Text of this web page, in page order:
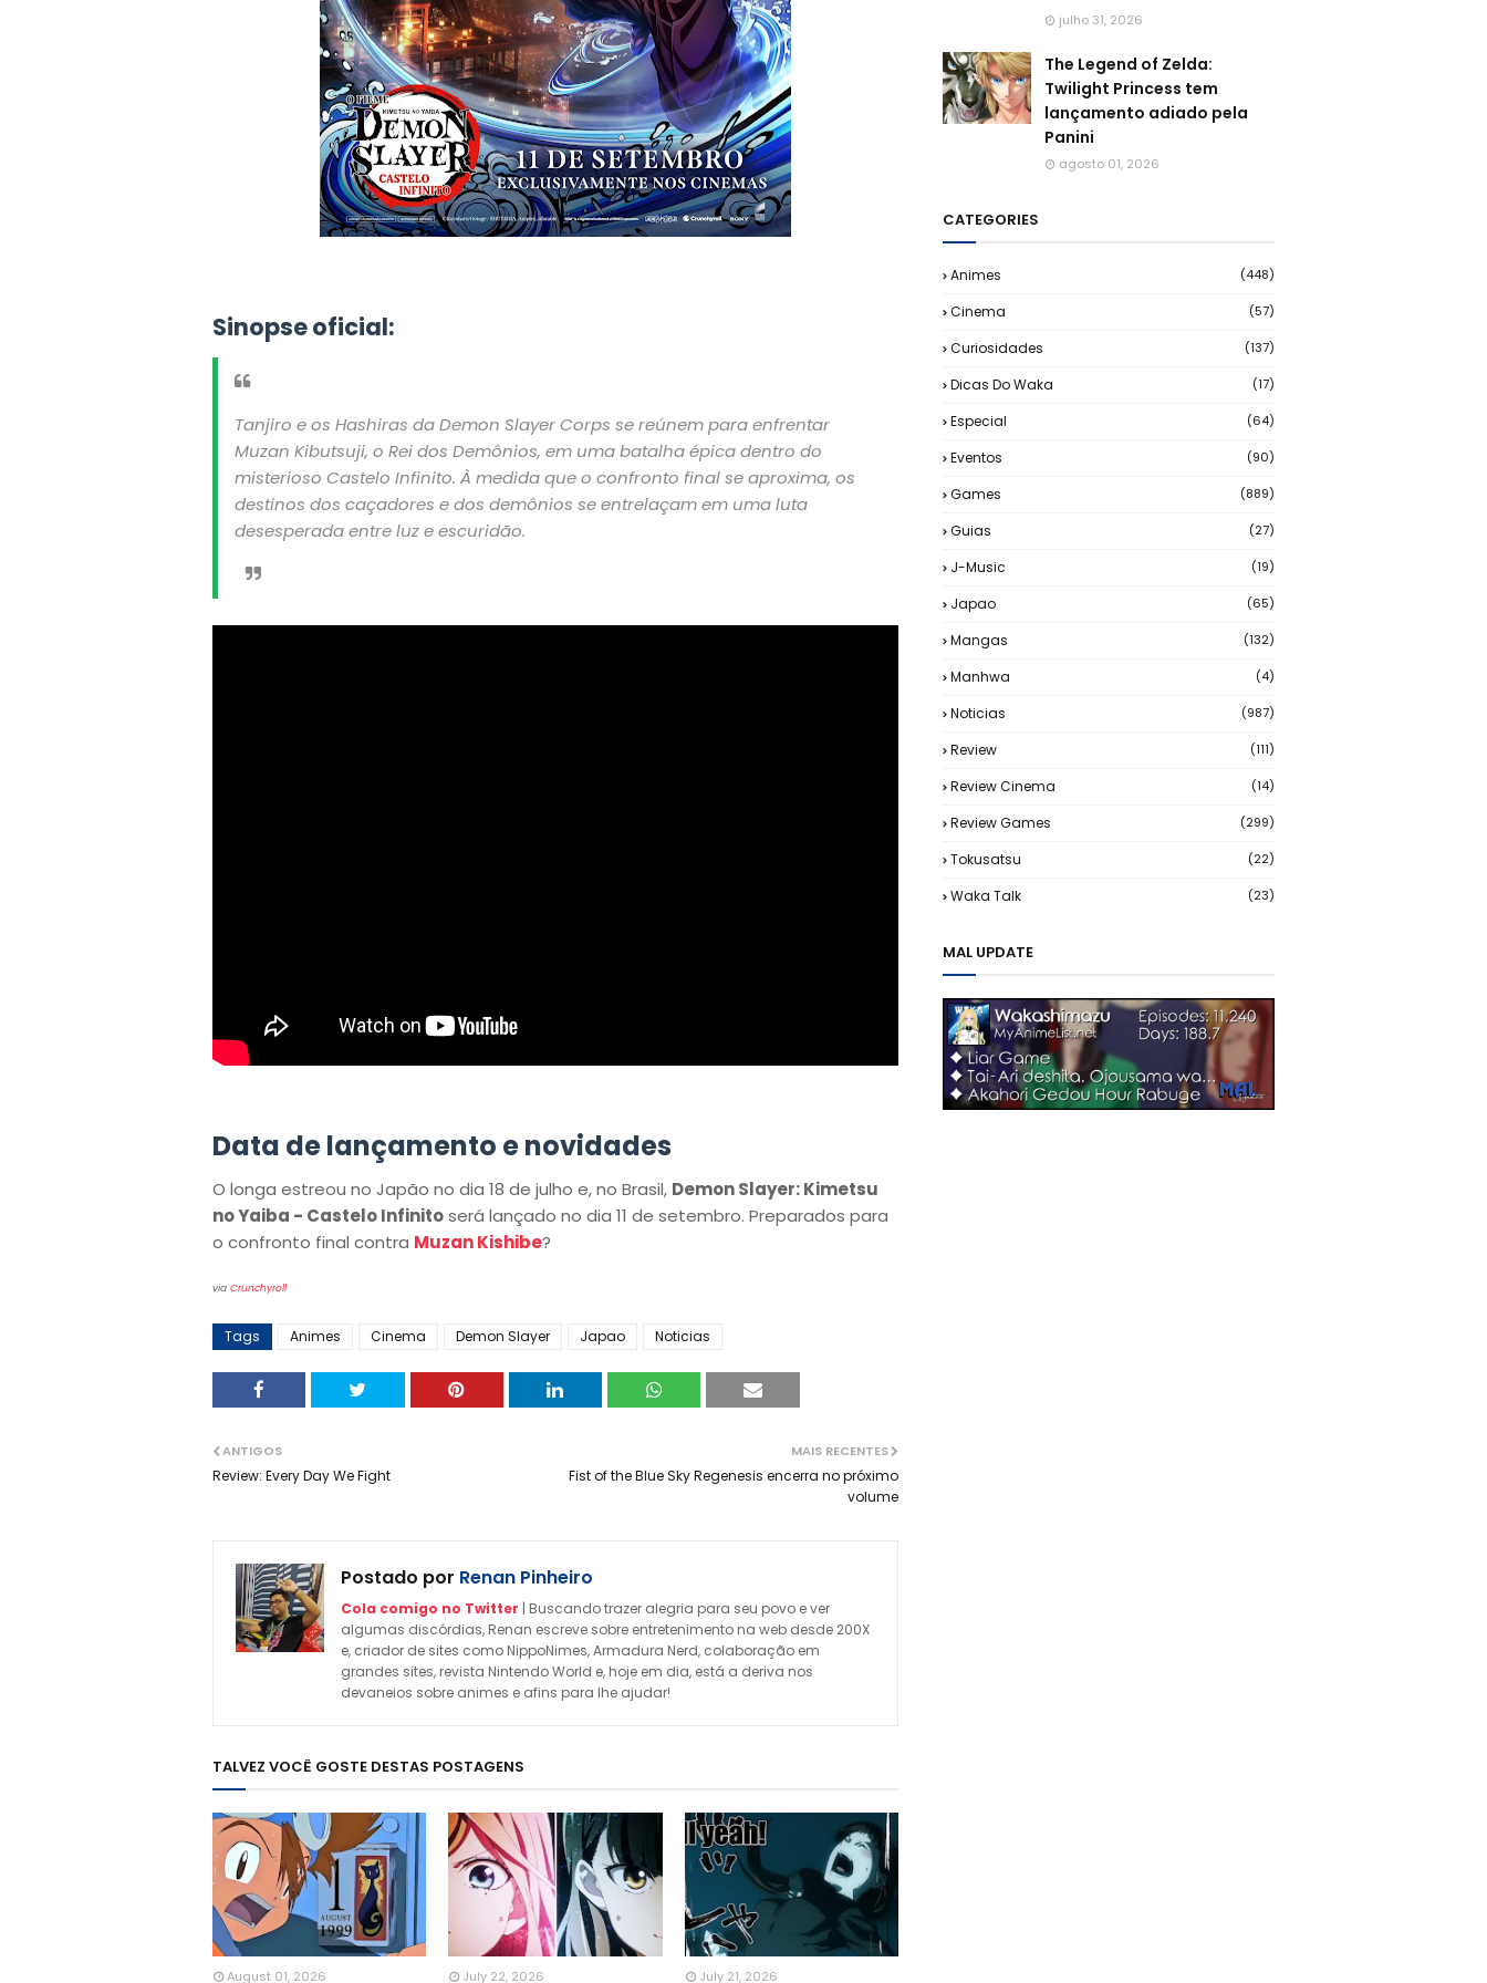
Sinopse oficial:
Tanjiro e os Hashiras da Demon Slayer Corps se reúnem para enfrentar
Muzan Kibutsuji, o Rei dos Demônios, em uma batalha épica dentro do
misterioso Castelo Infinito. À medida que o confronto final se aproxima, os
destinos dos caçadores e dos demônios se entrelaçam em uma luta
desesperada entre luz e escuridão.
Data de lançamento e novidades
O longa estreou no Japão no dia 18 de julho e, no Brasil, Demon Slayer: Kimetsu
no Yaiba - Castelo Infinitoserá lançado no dia 11 de setembro. Preparados para
o confronto final contra Muzan Kishibe?
via Crunchyroll
Tags Animes Cinema Demon Slayer Japao Noticias
MAIS RECENTES
Fist of the Blue Sky Regenesis encerra no próximo
volume
ANTIGOS
Review: Every Day We Fight
Postado por Renan Pinheiro
Cola comigo no Twitter | Buscando trazer alegria para seu povo e ver
algumas discórdias, Renan escreve sobre entretenimento na web desde 200X
e, criador de sites como NippoNimes, Armadura Nerd, colaboração em
grandes sites, revista Nintendo World e, hoje em dia, está a deriva nos
devaneios sobre animes e afins para lhe ajudar!
TALVEZ VOCÊ GOSTE DESTAS POSTAGENS
August 01, 2026 July 22, 2026 July 21, 2026
julho 31, 2026
The Legend of Zelda:
Twilight Princess tem
lançamento adiado pela
Panini
agosto 01, 2026
CATEGORIES
Animes (448)
Cinema (57)
Curiosidades (137)
Dicas Do Waka (17)
Especial (64)
Eventos (90)
Games (889)
Guias (27)
J-Music (19)
Japao (65)
Mangas (132)
Manhwa (4)
Noticias (987)
Review (111)
Review Cinema (14)
Review Games (299)
Tokusatsu (22)
Waka Talk (23)
MAL UPDATE